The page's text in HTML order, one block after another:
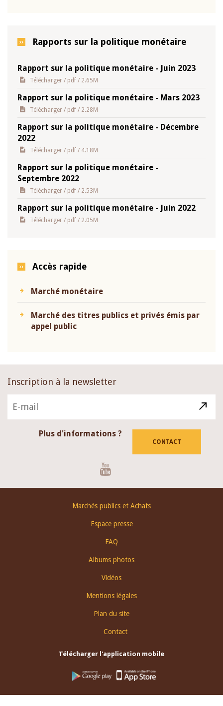
Rapports sur la politique monétaire
Rapport sur la politique monétaire - Juin 2023
Télécharger / pdf / 2.65M
Rapport sur la politique monétaire - Mars 2023
Télécharger / pdf / 2.28M
Rapport sur la politique monétaire - Décembre
2022
Télécharger / pdf / 4.18M
Rapport sur la politique monétaire -
Septembre 2022
Télécharger / pdf / 2.53M
Rapport sur la politique monétaire - Juin 2022
Télécharger / pdf / 2.05M
Accès rapide
Marché monétaire
Marché des titres publics et privés émis par
appel public
Inscription à la newsletter
Plus d'informations ?
CONTACT
Marchés publics et Achats
Espace presse
FAQ
Albums photos
Vidéos
Mentions légales
Plan du site
Contact
Télécharger l'application mobile